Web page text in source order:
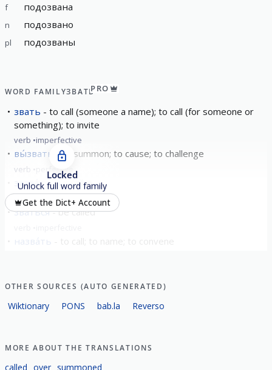
f подозвана
n подозвано
pl подозваны
WORD FAMILYЗВАТЬPRO
звать
to call (someone a name); to call (for someone or
something); to invite
verb imperfective
вы́звать to summon; to cause; to challenge
verb perfective
зазва́ть to call in
verb perfective
зва́ться be called
назва́ть
show all
Locked
Unlock full word family
Get the Dict+ Account
OTHER SOURCES (AUTO GENERATED)
Wiktionary PONS bab.la Reverso
MORE ABOUT THE TRANSLATIONS
called over summoned